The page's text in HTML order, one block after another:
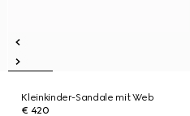
Kleinkinder-Sandale mit Web
€ 420